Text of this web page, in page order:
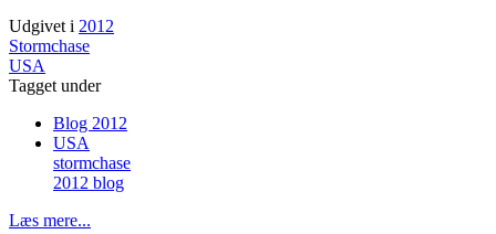
Udgivet i 2012
Stormchase
USA
Tagget under
Blog 2012
USA
stormchase
2012 blog
Læs mere...